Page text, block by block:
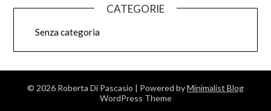
CATEGORIE
Senza categoria
© 2026 Roberta Di Pascasio | Powered byMinimalist Blog
WordPress Theme